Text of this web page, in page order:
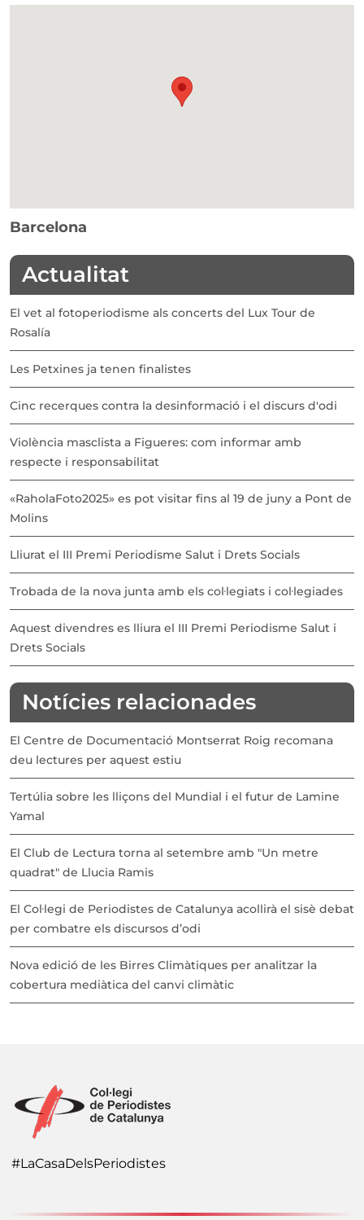
Barcelona
Actualitat
El vet al fotoperiodisme als concerts del Lux Tour de
Rosalía
Les Petxines ja tenen finalistes
Cinc recerques contra la desinformació i el discurs d'odi
Violència masclista a Figueres: com informar amb
respecte i responsabilitat
«RaholaFoto2025» es pot visitar fins al 19 de juny a Pont de
Molins
Lliurat el III Premi Periodisme Salut i Drets Socials
Trobada de la nova junta amb els col·legiats i col·legiades
Aquest divendres es lliura el III Premi Periodisme Salut i
Drets Socials
Notícies relacionades
El Centre de Documentació Montserrat Roig recomana
deu lectures per aquest estiu
Tertúlia sobre les lliçons del Mundial i el futur de Lamine
Yamal
El Club de Lectura torna al setembre amb "Un metre
quadrat" de Llucia Ramis
El Col·legi de Periodistes de Catalunya acollirà el sisè debat
per combatre els discursos d’odi
Nova edició de les Birres Climàtiques per analitzar la
cobertura mediàtica del canvi climàtic
#LaCasaDelsPeriodistes